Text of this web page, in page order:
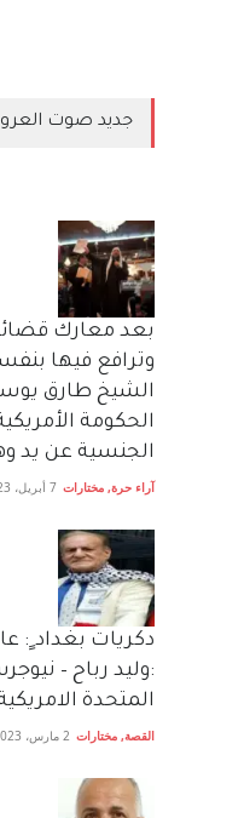
جديد صوت
بعد معارك
وترافع فيها
الشيخ طارق
الحكومة
الجنسية عن يد
آراء حرة, مختارات 7 أبريل، 2023
دكريات بغداد ٍ:
:وليد رباح –
المتحدة
القصة, مختارات 2 مارس، 2023